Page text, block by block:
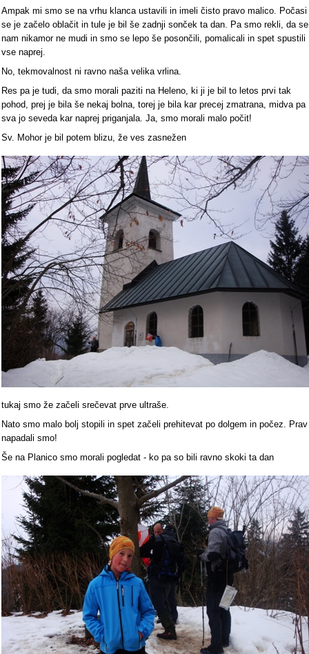
Ampak mi smo se na vrhu klanca ustavili in imeli čisto pravo malico. Počasi
se je začelo oblačit in tule je bil še zadnji sonček ta dan. Pa smo rekli, da se
nam nikamor ne mudi in smo se lepo še posončili, pomalicali in spet spustili
vse naprej.
No, tekmovalnost ni ravno naša velika vrlina.
Res pa je tudi, da smo morali paziti na Heleno, ki ji je bil to letos prvi tak
pohod, prej je bila še nekaj bolna, torej je bila kar precej zmatrana, midva pa
sva jo seveda kar naprej priganjala. Ja, smo morali malo počit!
Sv. Mohor je bil potem blizu, že ves zasnežen
tukaj smo že začeli srečevat prve ultraše.
Nato smo malo bolj stopili in spet začeli prehitevat po dolgem in počez. Prav
napadali smo!
Še na Planico smo morali pogledat - ko pa so bili ravno skoki ta dan